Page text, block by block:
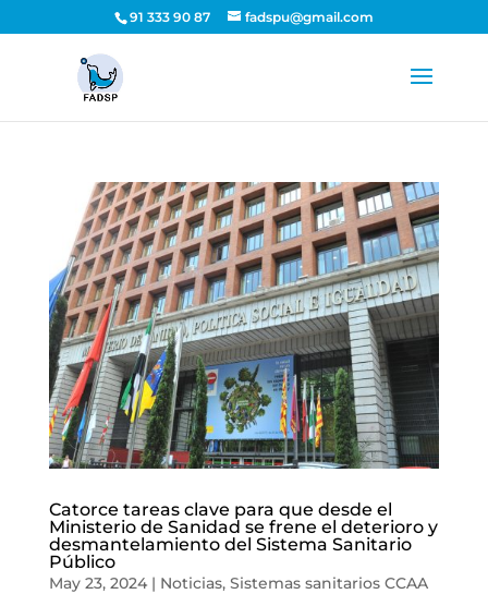
91 333 90 87 fadspu@gmail.com
Catorce tareas clave para que desde el
Ministerio de Sanidad se frene el deterioro y
desmantelamiento del Sistema Sanitario
Público
May 23, 2024| Noticias, Sistemas sanitarios CCAA